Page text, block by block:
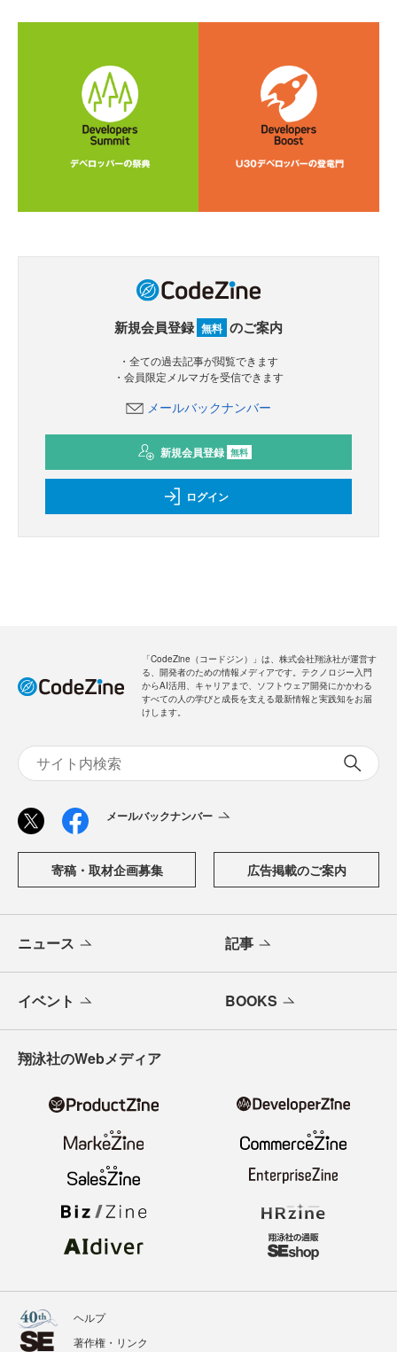
新規会員登録 無料 のご案内
・全ての過去記事が閲覧できます
・会員限定メルマガを受信できます
メールバックナンバー
新規会員登録 無料
ログイン
「CodeZine（コードジン）」は、株式会社翔泳社が運営す
る、開発者のための情報メディアです。テクノロジー入門
からAI活用、キャリアまで、ソフトウェア開発にかかわる
すべての人の学びと成長を支える最新情報と実践知をお届
けします。
メールバックナンバー
寄稿・取材企画募集 広告掲載のご案内
ニュース 記事
イベント BOOKS
翔泳社のWebメディア
ヘルプ
著作権・リンク